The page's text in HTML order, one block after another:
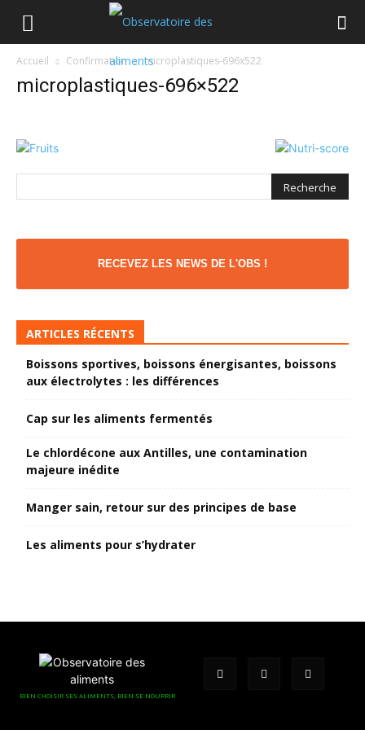
Accueil Confirmation microplastiques-696x522
microplastiques-696×522
RECEVEZ LES NEWS DE L'OBS !
ARTICLES RÉCENTS
Boissons sportives, boissons énergisantes, boissons
aux électrolytes : les différences
Cap sur les aliments fermentés
Le chlordécone aux Antilles, une contamination
majeure inédite
Manger sain, retour sur des principes de base
Les aliments pour s’hydrater
BIEN CHOISIR SES ALIMENTS, BIEN SE NOURRIR